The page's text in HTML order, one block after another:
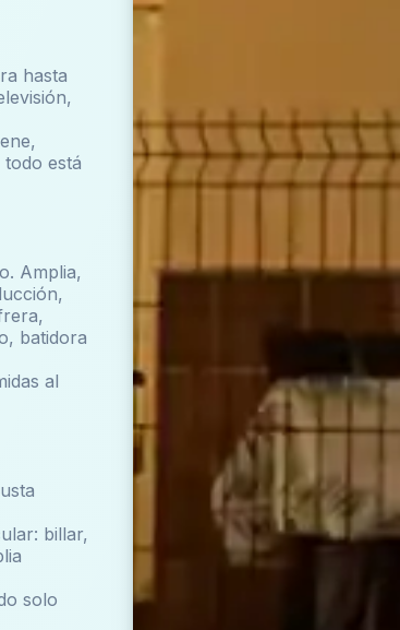
hasta
está
Amplia,
batidora
al
billar,
solo